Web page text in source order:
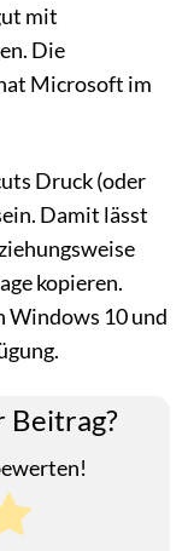
mit
Die
Microsoft im
Druck (oder
Damit lässt
kopieren.
Windows 10 und
Beitrag?